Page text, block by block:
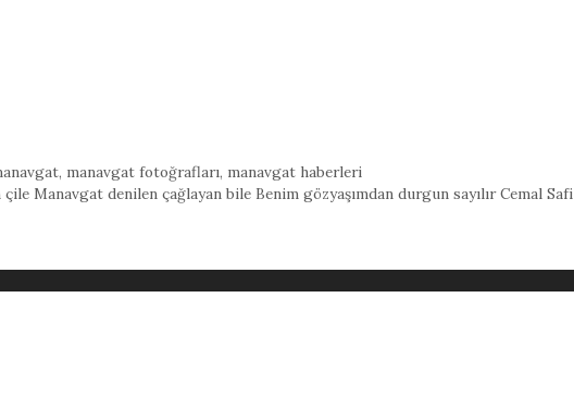
, manavgat fotoğrafları, manavgat haberleri
Manavgat denilen çağlayan bile Benim gözyaşımdan durgun sayılır Cemal Safi